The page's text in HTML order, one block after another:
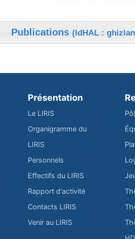
Publications (IdHAL :
Présentation
Le LIRIS
Organigramme du
LIRIS
Personnels
Effectifs du LIRIS
Rapport d'activité
Contacts LIRIS
Venir au LIRIS